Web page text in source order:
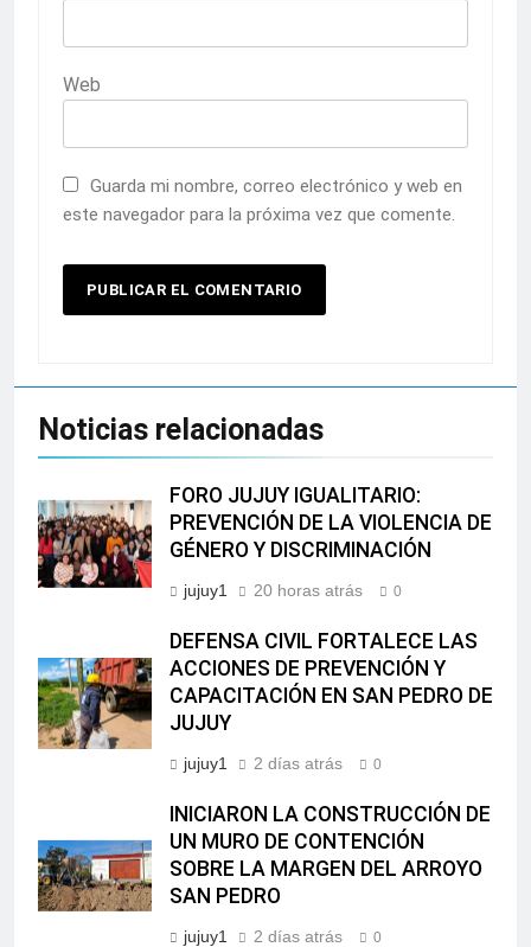
Web
Guarda mi nombre, correo electrónico y web en
este navegador para la próxima vez que comente.
Noticias relacionadas
FORO JUJUY IGUALITARIO:
PREVENCIÓN DE LA VIOLENCIA DE
GÉNERO Y DISCRIMINACIÓN
jujuy1 20 horas atrás 0
DEFENSA CIVIL FORTALECE LAS
ACCIONES DE PREVENCIÓN Y
CAPACITACIÓN EN SAN PEDRO DE
JUJUY
jujuy1 2 días atrás 0
INICIARON LA CONSTRUCCIÓN DE
UN MURO DE CONTENCIÓN
SOBRE LA MARGEN DEL ARROYO
SAN PEDRO
jujuy1 2 días atrás 0